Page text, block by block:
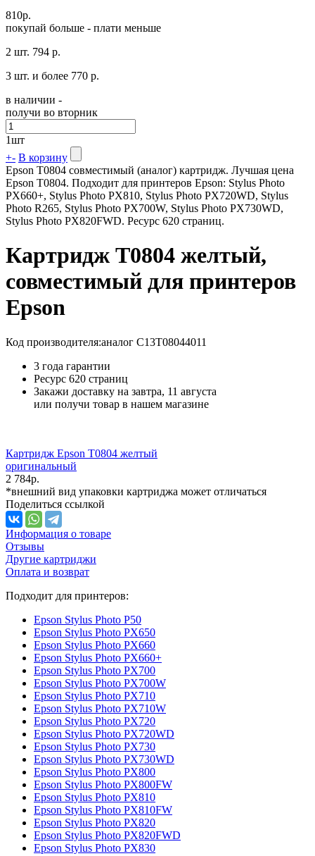
810р.
покупай больше - плати меньше
2 шт. 794 р.
3 шт. и более 770 р.
в наличии -
получи во вторник
1шт
+- В корзину
Epson T0804 совместимый (аналог) картридж. Лучшая цена
Epson T0804. Подходит для принтеров Epson: Stylus Photo
PX660+, Stylus Photo PX810, Stylus Photo PX720WD, Stylus
Photo R265, Stylus Photo PX700W, Stylus Photo PX730WD,
Stylus Photo PX820FWD. Ресурс 620 страниц.
Картридж T0804 желтый,
совместимый для принтеров
Epson
Код производителя:аналог C13T08044011
3 года гарантии
Ресурс 620 страниц
Закажи доставку на завтра, 11 августа
или получи товар в нашем магазине
Картридж Epson T0804 желтый
оригинальный
2 784р.
*внешний вид упаковки картриджа может отличаться
Поделиться ссылкой
Информация о товаре
Отзывы
Другие картриджи
Оплата и возврат
Подходит для принтеров:
Epson Stylus Photo P50
Epson Stylus Photo PX650
Epson Stylus Photo PX660
Epson Stylus Photo PX660+
Epson Stylus Photo PX700
Epson Stylus Photo PX700W
Epson Stylus Photo PX710
Epson Stylus Photo PX710W
Epson Stylus Photo PX720
Epson Stylus Photo PX720WD
Epson Stylus Photo PX730
Epson Stylus Photo PX730WD
Epson Stylus Photo PX800
Epson Stylus Photo PX800FW
Epson Stylus Photo PX810
Epson Stylus Photo PX810FW
Epson Stylus Photo PX820
Epson Stylus Photo PX820FWD
Epson Stylus Photo PX830